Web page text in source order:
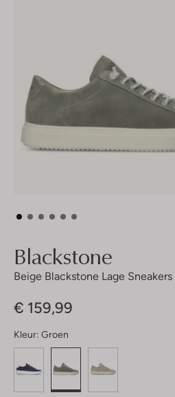
Blackstone
Beige Blackstone Lage
€ 159,99
Kleur: Groen